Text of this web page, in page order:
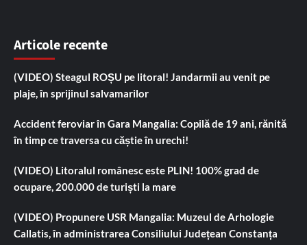
Articole recente
(VIDEO) Steagul ROȘU pe litoral! Jandarmii au venit pe
plaje, în sprijinul salvamarilor
Accident feroviar în Gara Mangalia: Copilă de 19 ani, rănită
în timp ce traversa cu căștie în urechi!
(VIDEO) Litoralul românesc este PLIN! 100% grad de
ocupare, 200.000 de turiști la mare
(VIDEO) Propunere USR Mangalia: Muzeul de Arhologie
Callatis, în administrarea Consiliului Județean Constanța